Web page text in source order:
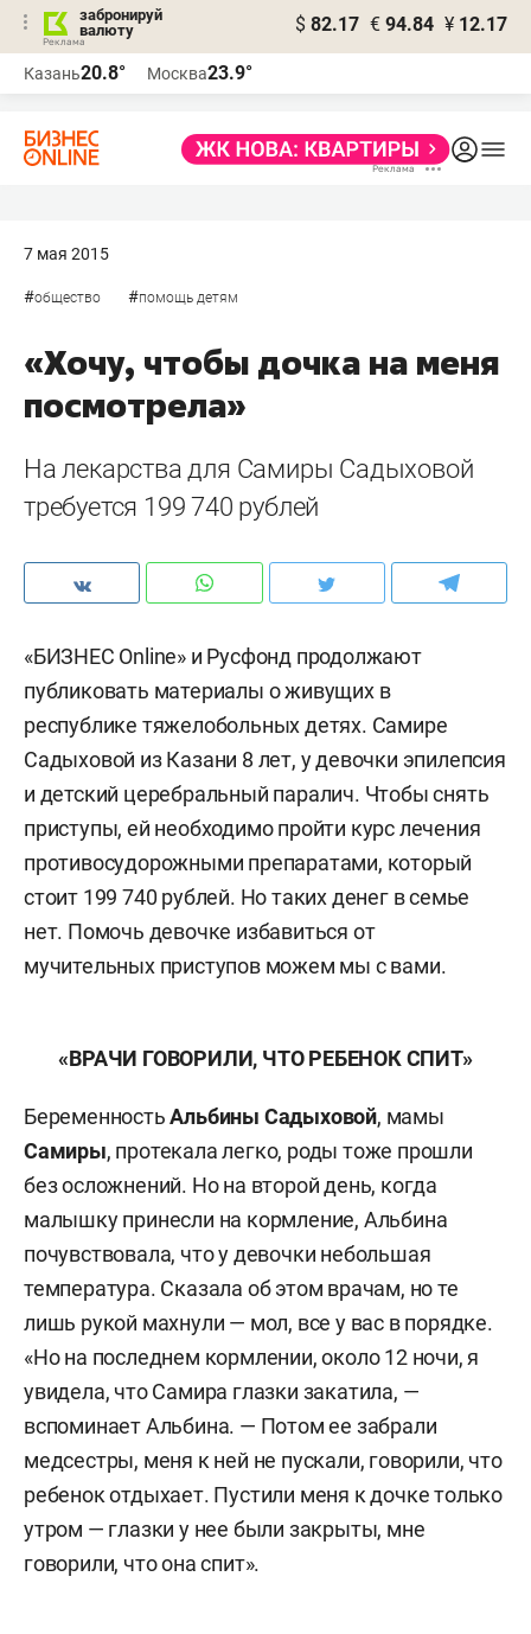
забронируй
валюту
$ 82.17 € 94.84 ¥ 12.17
Казань20.8° Москва23.9°
7 мая 2015
#общество #помощь детям
«Хочу, чтобы дочка на меня
посмотрела»
На лекарства для Самиры Садыховой
требуется 199 740 рублей
«БИЗНЕС Online» и Русфонд продолжают
публиковать материалы о живущих в
республике тяжелобольных детях. Самире
Садыховой из Казани 8 лет, у девочки эпилепсия
и детский церебральный паралич. Чтобы снять
приступы, ей необходимо пройти курс лечения
противосудорожными препаратами, который
стоит 199 740 рублей. Но таких денег в семье
нет. Помочь девочке избавиться от
мучительных приступов можем мы с вами.
«ВРАЧИ ГОВОРИЛИ, ЧТО РЕБЕНОК СПИТ»
БеременностьАльбины Садыховой, мамы
Самиры, протекала легко, роды тоже прошли
без осложнений. Но на второй день, когда
малышку принесли на кормление, Альбина
почувствовала, что у девочки небольшая
температура. Сказала об этом врачам, но те
лишь рукой махнули — мол, все у вас в порядке.
«Но на последнем кормлении, около 12 ночи, я
увидела, что Самира глазки закатила, —
вспоминает Альбина. — Потом ее забрали
медсестры, меня к ней не пускали, говорили, что
ребенок отдыхает. Пустили меня к дочке только
утром — глазки у нее были закрыты, мне
говорили, что она спит».